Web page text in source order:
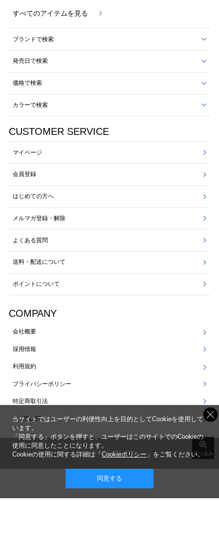
絞り込み
すべてのアイテムを見る
ブランドで検索
発売日で検索
価格で検索
カラーで検索
CUSTOMER SERVICE
マイページ
会員登録
はじめての方へ
メルマガ登録・解除
よくある質問
送料・配送について
ポイントについて
COMPANY
会社概要
採用情報
利用規約
プライバシーポリシー
特定商取引法
SHOPLIST
©ARPEGE CO., LTD.
表示 ： スマートフォン版 |
当サイトではユーザーの利便性向上を目的としてCookieを使用して
います。
「同意する」ボタンを押すと、ユーザーはこのサイトでのCookieの
使用に同意したことになります。
Cookieの使用に関する詳細は「Cookieポリシー 」をご覧ください。
同意する